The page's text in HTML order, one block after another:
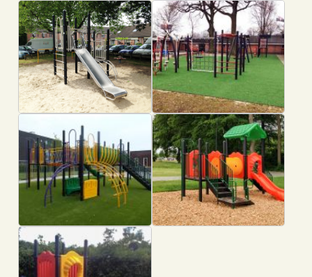
De Tamboerijn in Zevenaar
Gemeente Dinkelland
Denekamp
Gemeente Hengelo Ov CVV Sparta Enschede
Alhambra school in Utrecht